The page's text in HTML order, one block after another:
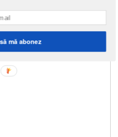
mă abonez